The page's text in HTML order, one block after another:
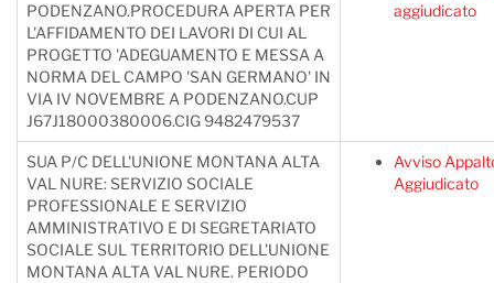
PODENZANO.PROCEDURA APERTA PER
L'AFFIDAMENTO DEI LAVORI DI CUI AL
PROGETTO 'ADEGUAMENTO E MESSA A
NORMA DEL CAMPO 'SAN GERMANO' IN
VIA IV NOVEMBRE A PODENZANO.CUP
J67J18000380006.CIG 9482479537
aggiudicato
SUA P/C DELL'UNIONE MONTANA ALTA
VAL NURE: SERVIZIO SOCIALE
PROFESSIONALE E SERVIZIO
AMMINISTRATIVO E DI SEGRETARIATO
SOCIALE SUL TERRITORIO DELL'UNIONE
MONTANA ALTA VAL NURE. PERIODO
Avviso
Aggiudicato